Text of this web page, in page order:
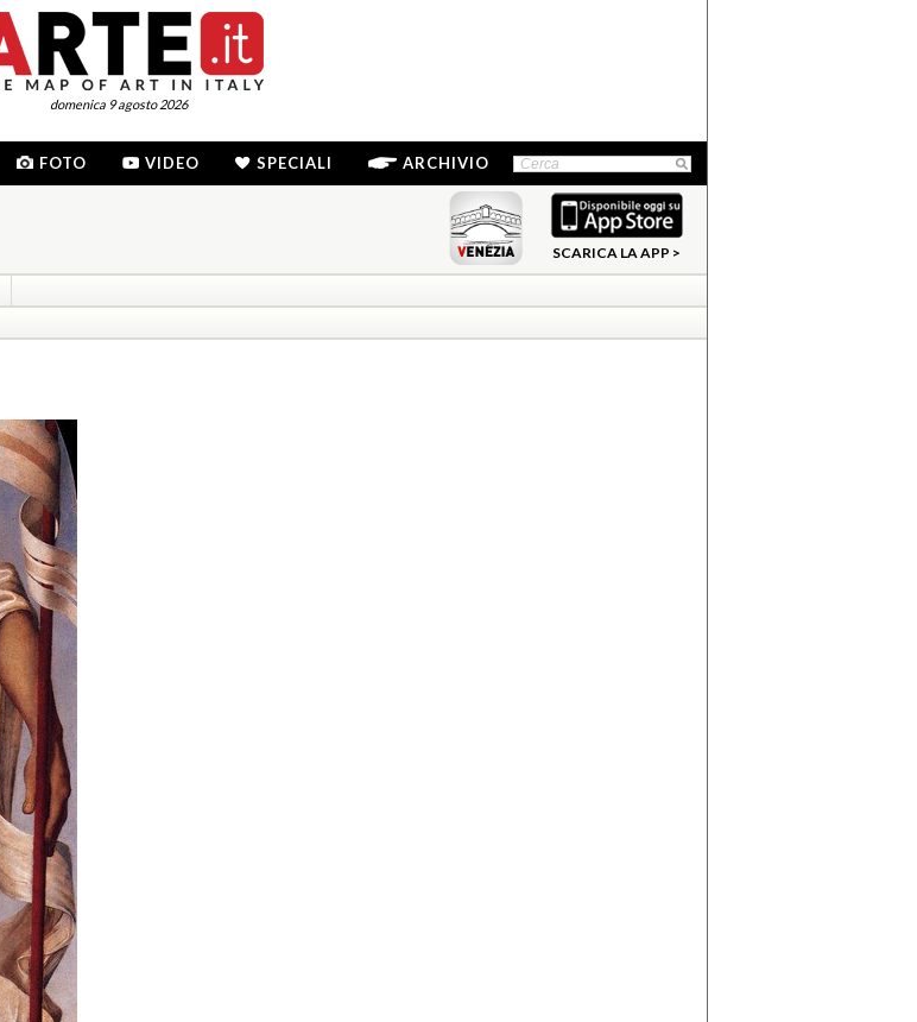
domenica 9 agosto 2026
FOTO VIDEO SPECIALI ARCHIVIO
SCARICA LA APP >